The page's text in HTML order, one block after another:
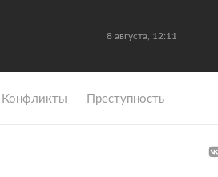
8 августа, 12:11
Конфликты Преступность